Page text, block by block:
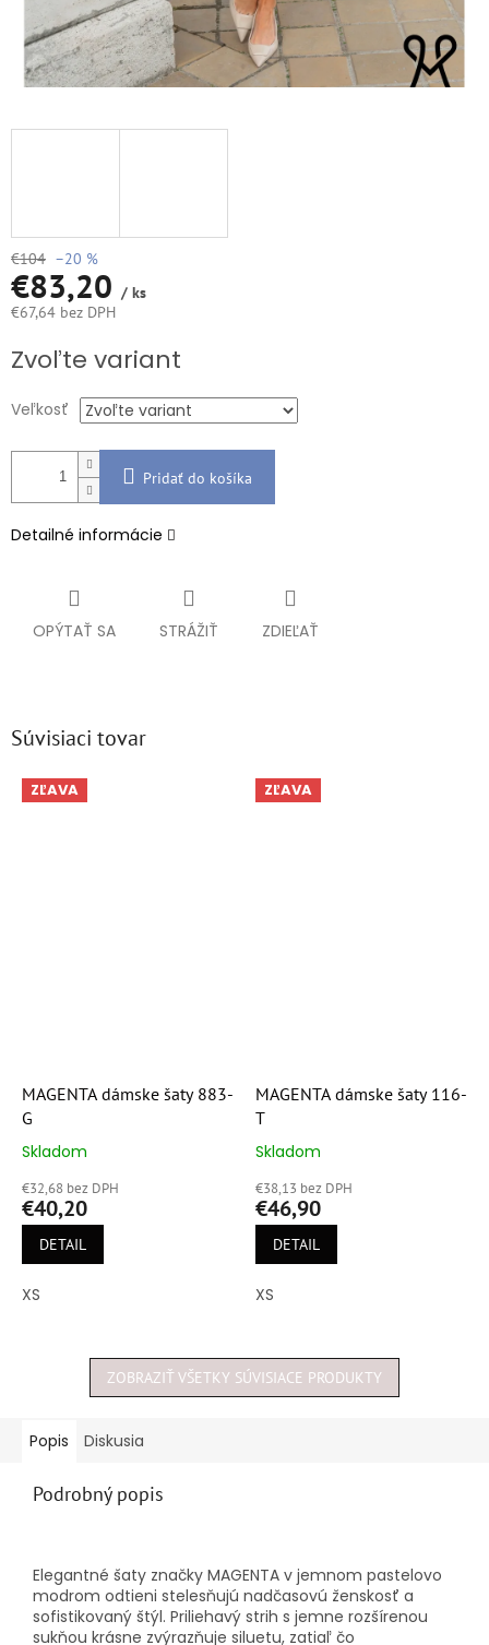
€104 –20 %
€83,20 / ks
€67,64 bez DPH
cena:
Zvoľte variant
Veľkosť
Pridať do košíka
Detailné informácie
OPÝTAŤ SA STRÁŽIŤ ZDIEĽAŤ
Súvisiaci tovar
ZĽAVA
MAGENTA dámske šaty 883-
G
Priemerné
produktu
je
5,0
hviezdičiek.
Skladom
€32,68 bez DPH
€40,20
DETAIL
XS
ZĽAVA
MAGENTA dámske šaty 116-
T
Priemerné
produktu
je
5,0
hviezdičiek.
Skladom
€38,13 bez DPH
€46,90
DETAIL
XS
ZOBRAZIŤ VŠETKY SÚVISIACE PRODUKTY
Popis Diskusia
Podrobný popis
Elegantné šaty značky MAGENTA v jemnom pastelovo
modrom odtieni stelesňujú nadčasovú ženskosť a
sofistikovaný štýl. Priliehavý strih s jemne rozšírenou
sukňou krásne zvýrazňuje siluetu, zatiaľ čo